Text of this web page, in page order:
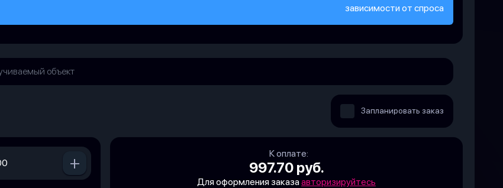
зависимости от спроса
Запланировать заказ
+ К оплате:
997.70 руб.
Для оформления заказаавторизируйтесь